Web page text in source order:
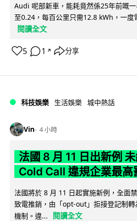
Audi 呢部新車，能耗竟然係25年前嘅
至0.24，每百公里只需12.8 kWh，一度
閱讀全文
5 1 ↗ 分享
科技娛樂 生活娛樂 城中熱話
Vin 4 小時
法國 8 月 11 日出新例
Cold Call 違規企業最
法國將於 8 月 11 日起實施新例，全面
致電推銷，由「opt-out」拒接登記制
機制。違...
閱讀全文